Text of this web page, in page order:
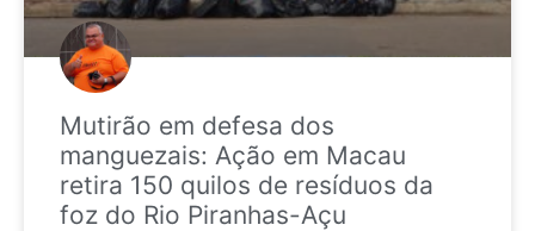
Mutirão em defesa dos
manguezais: Ação em Macau
retira 150 quilos de resíduos da
foz do Rio Piranhas-Açu